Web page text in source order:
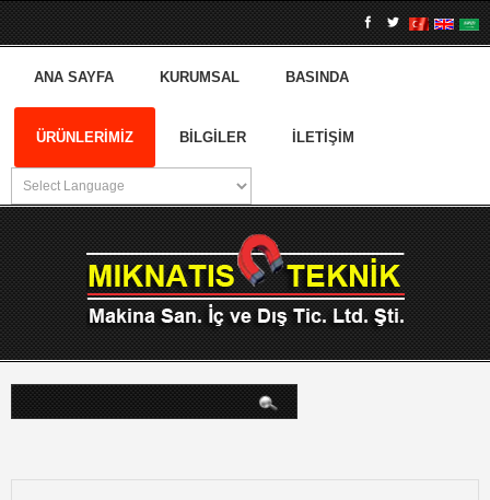
ANA SAYFA KURUMSAL BASINDA
ÜRÜNLERIMIZ BILGILER İLETIŞIM
arama...